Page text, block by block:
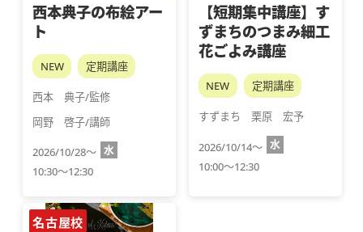
西本典子の布絵アー
ト
NEW 定期講座
西本　典子/監修
岡野　啓子/講師
2026/10/28～ 水
10:30～12:30
【短期集中講座】す
ずまちのつまみ細工
花ごよみ講座
NEW 定期講座
すずまち　栗原　宏予
2026/10/14～ 水
10:00～12:30
名古屋校